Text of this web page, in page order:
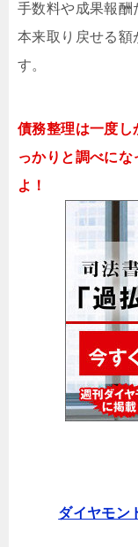
手数料や成果報酬
本来取り戻せる額
す。
債務整理は一度し
っかりと調べに
よ！
ダイヤモン